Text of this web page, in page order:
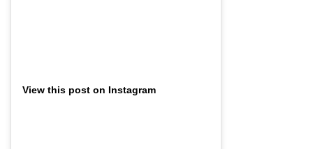
View this post on Instagram